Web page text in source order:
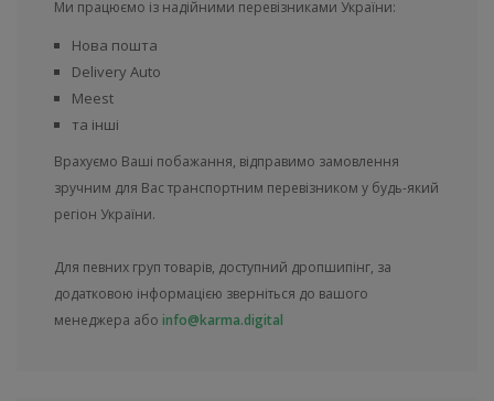
Ми працюємо із надійними перевізниками України:
Нова пошта
Delivery Auto
Meest
та інші
Врахуємо Ваші побажання, відправимо замовлення
зручним для Вас транспортним перевізником у будь-який
регіон України.
Для певних груп товарів, доступний дропшипінг, за
додатковою інформацією зверніться до вашого
менеджера або info@karma.digital